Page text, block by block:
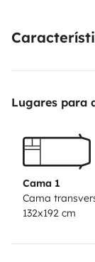
Lugares para
Cama 1
Cama
132x192 cm